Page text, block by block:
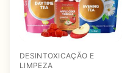
DESINTOXICAÇÃO E
LIMPEZA